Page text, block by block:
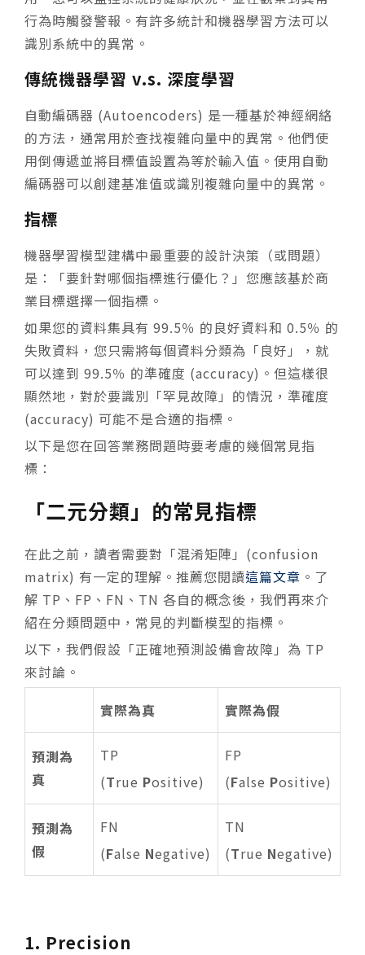
行為時觸發警報。有許多統計和機器學習方法可以
識別系統中的異常。
傳統機器學習 v.s. 深度學習
自動編碼器 (Autoencoders) 是一種基於神經網絡
的方法，通常用於查找複雜向量中的異常。他們使
用倒傳遞並將目標值設置為等於輸入值。使用自動
編碼器可以創建基准值或識別複雜向量中的異常。
指標
機器學習模型建構中最重要的設計決策（或問題）
是：「要針對哪個指標進行優化？」您應該基於商
業目標選擇一個指標。
如果您的資料集具有 99.5％ 的良好資料和 0.5％ 的
失敗資料，您只需將每個資料分類為「良好」，就
可以達到 99.5％ 的準確度 (accuracy)。但這樣很
顯然地，對於要識別「罕見故障」的情況，準確度
(accuracy) 可能不是合適的指標。
以下是您在回答業務問題時要考慮的幾個常見指
標：
「二元分類」的常見指標
在此之前，讀者需要對「混淆矩陣」(confusion
matrix) 有一定的理解。推薦您閱讀這篇文章 。了
解 TP、FP、FN、TN 各自的概念後，我們再來介
紹在分類問題中，常見的判斷模型的指標。
以下，我們假設「正確地預測設備會故障」為 TP
來討論。
實際為真
實際為假
預測為
真
TP
(True Positive)
FP
(False Positive)
預測為
假
FN
(False Negative)
TN
(True Negative)
1. Precision